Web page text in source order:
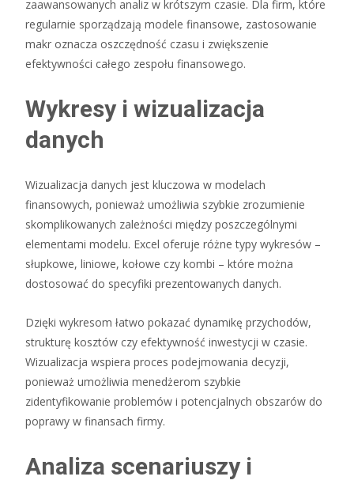
zaawansowanych analiz w krótszym czasie. Dla firm, które
regularnie sporządzają modele finansowe, zastosowanie
makr oznacza oszczędność czasu i zwiększenie
efektywności całego zespołu finansowego.
Wykresy i wizualizacja
danych
Wizualizacja danych jest kluczowa w modelach
finansowych, ponieważ umożliwia szybkie zrozumienie
skomplikowanych zależności między poszczególnymi
elementami modelu. Excel oferuje różne typy wykresów –
słupkowe, liniowe, kołowe czy kombi – które można
dostosować do specyfiki prezentowanych danych.
Dzięki wykresom łatwo pokazać dynamikę przychodów,
strukturę kosztów czy efektywność inwestycji w czasie.
Wizualizacja wspiera proces podejmowania decyzji,
ponieważ umożliwia menedżerom szybkie
zidentyfikowanie problemów i potencjalnych obszarów do
poprawy w finansach firmy.
Analiza scenariuszy i